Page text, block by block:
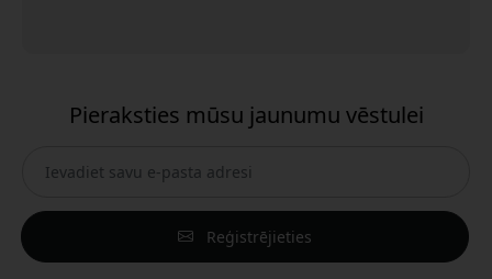
Pieraksties mūsu jaunumu vēstulei
Reģistrējieties